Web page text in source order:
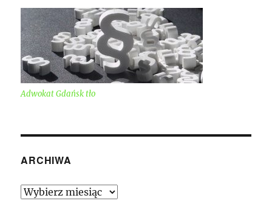
Adwokat Gdańsk tło
ARCHIWA
Archiwa